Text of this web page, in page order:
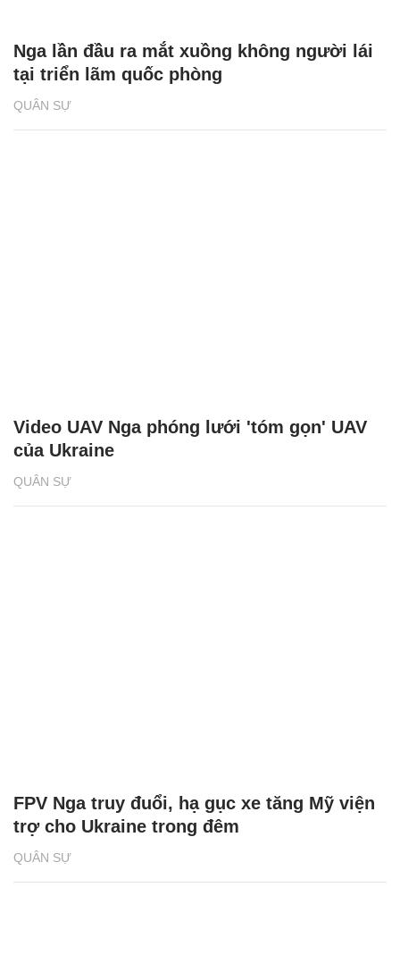
QUÂN SỰ
Nga lần đầu ra mắt xuồng không người lái
tại triển lãm quốc phòng
QUÂN SỰ
Video UAV Nga phóng lưới 'tóm gọn' UAV
của Ukraine
QUÂN SỰ
FPV Nga truy đuổi, hạ gục xe tăng Mỹ viện
trợ cho Ukraine trong đêm